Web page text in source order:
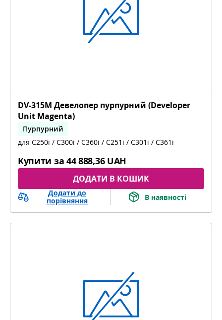
DV-315M Девелопер пурпурний (Developer
Unit Magenta)
Пурпурний
bizhub C251i, bizhub C301i, bizhub C361i
для C250i / C300i / C360i / C251i / C301i / C361i
Купити за 44 888,36 UAH
ДОДАТИ В КОШИК
Додати до
порівняння
В наявності